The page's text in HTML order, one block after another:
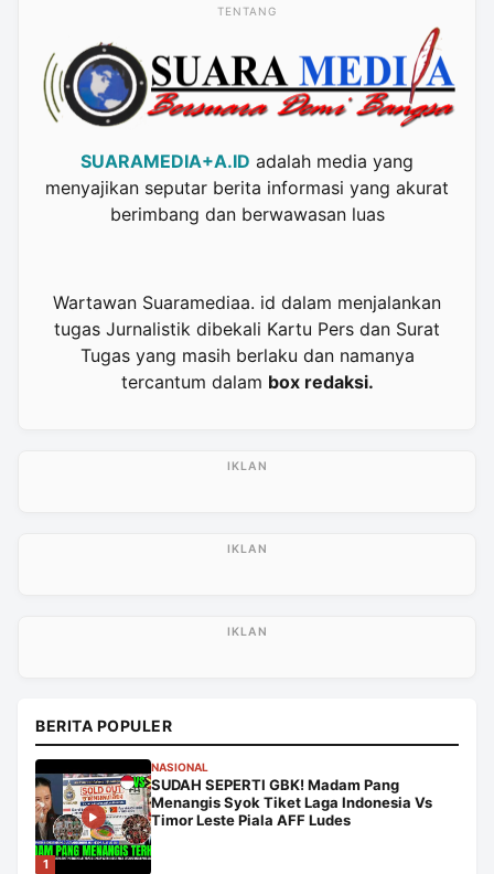
TENTANG
SUARAMEDIA+A.ID adalah media yang
menyajikan seputar berita informasi yang akurat
berimbang dan berwawasan luas
Wartawan Suaramediaa. id dalam menjalankan
tugas Jurnalistik dibekali Kartu Pers dan Surat
Tugas yang masih berlaku dan namanya
tercantum dalam box redaksi.
BERITA POPULER
1
NASIONAL
SUDAH SEPERTI GBK! Madam Pang
Menangis Syok Tiket Laga Indonesia Vs
Timor Leste Piala AFF Ludes